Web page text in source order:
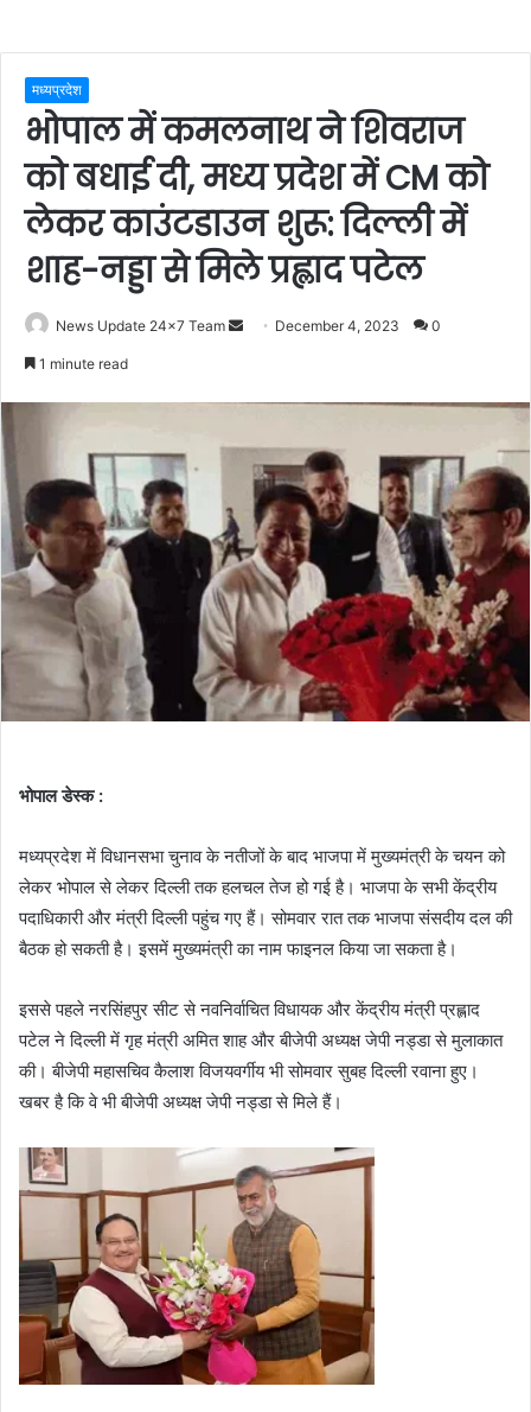
मध्यप्रदेश
भोपाल में कमलनाथ ने शिवराज
को बधाई दी, मध्य प्रदेश में CM को
लेकर काउंटडाउन शुरू: दिल्ली में
शाह-नड्डा से मिले प्रह्लाद पटेल
News Update 24x7 Team
Send December 4, 2023 0
1 minute read
भोपाल डेस्क :
मध्यप्रदेश में विधानसभा चुनाव के नतीजों के बाद भाजपा में मुख्यमंत्री के चयन को
लेकर भोपाल से लेकर दिल्ली तक हलचल तेज हो गई है। भाजपा के सभी केंद्रीय
पदाधिकारी और मंत्री दिल्ली पहुंच गए हैं। सोमवार रात तक भाजपा संसदीय दल की
बैठक हो सकती है। इसमें मुख्यमंत्री का नाम फाइनल किया जा सकता है।
इससे पहले नरसिंहपुर सीट से नवनिर्वाचित विधायक और केंद्रीय मंत्री प्रह्लाद
पटेल ने दिल्ली में गृह मंत्री अमित शाह और बीजेपी अध्यक्ष जेपी नड्डा से मुलाकात
की। बीजेपी महासचिव कैलाश विजयवर्गीय भी सोमवार सुबह दिल्ली रवाना हुए।
खबर है कि वे भी बीजेपी अध्यक्ष जेपी नड्डा से मिले हैं।